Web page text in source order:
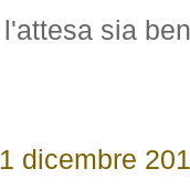
sia
dicembre